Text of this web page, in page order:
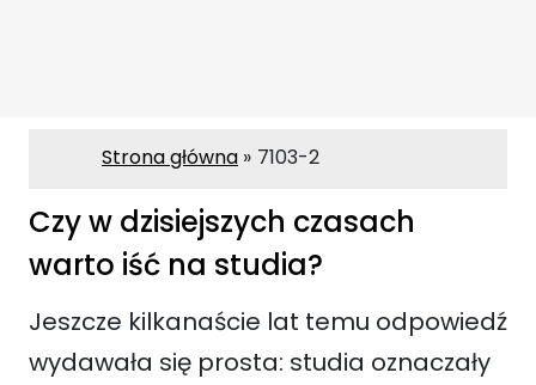
Strona główna 7103-2
Czy w dzisiejszych czasach
warto iść na studia?
Jeszcze kilkanaście lat temu odpowiedź
wydawała się prosta: studia oznaczały